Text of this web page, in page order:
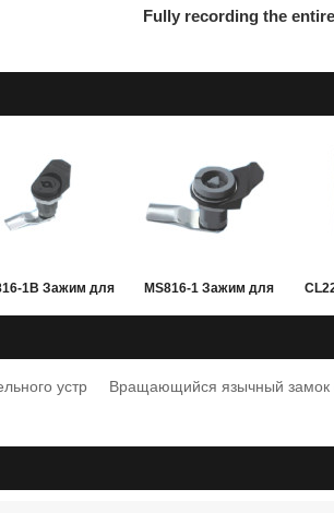
Fully recording the
1B Зажим для MS816-1 Зажим для
распределительного
устр
Вращающийся язычный замок